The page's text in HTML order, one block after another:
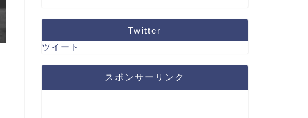
Twitter
ツイート
スポンサーリンク